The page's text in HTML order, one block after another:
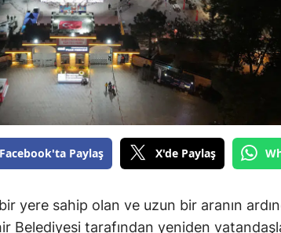
Facebook'ta Paylaş X'de Paylaş
yere sahip olan ve uzun bir aranın
Belediyesi tarafından yeniden